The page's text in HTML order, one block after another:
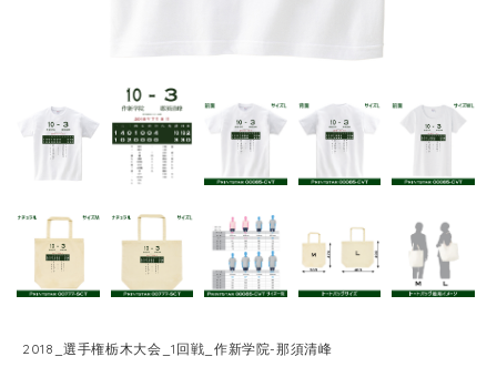
2018_選手権栃木大会_1回戦_作新学院-那須清峰